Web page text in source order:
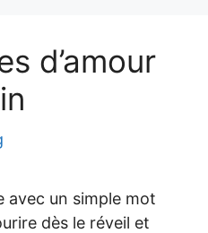
d’amour
avec un simple mot
dès le réveil et